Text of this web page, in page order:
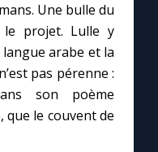
Une bulle du
le projet. Lulle y
arabe et la
pas pérenne :
son poème
que le couvent de